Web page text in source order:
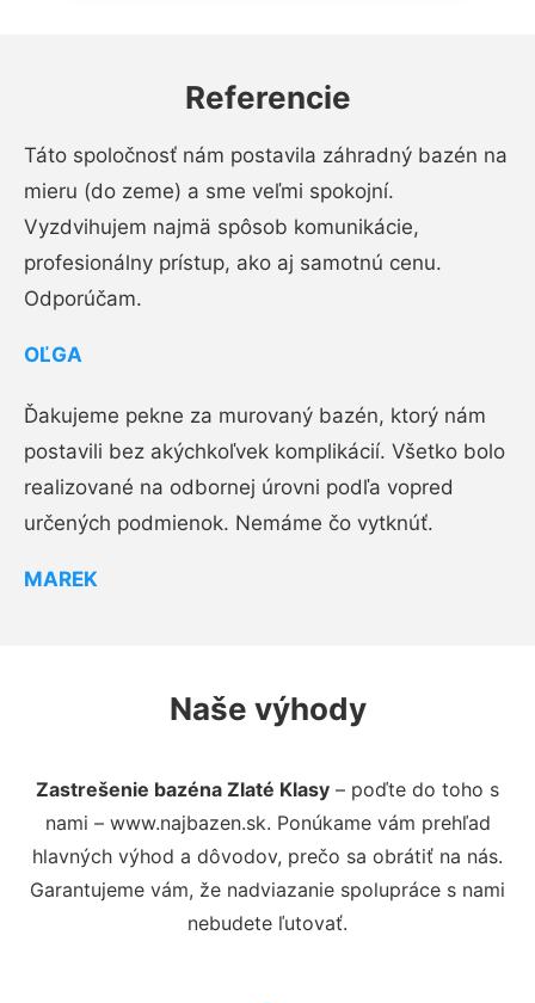
Referencie
Táto spoločnosť nám postavila záhradný bazén na
mieru (do zeme) a sme veľmi spokojní.
Vyzdvihujem najmä spôsob komunikácie,
profesionálny prístup, ako aj samotnú cenu.
Odporúčam.
OĽGA
Ďakujeme pekne za murovaný bazén, ktorý nám
postavili bez akýchkoľvek komplikácií. Všetko bolo
realizované na odbornej úrovni podľa vopred
určených podmienok. Nemáme čo vytknúť.
MAREK
Naše výhody
Zastrešenie bazéna Zlaté Klasy – poďte do toho s
nami – www.najbazen.sk. Ponúkame vám prehľad
hlavných výhod a dôvodov, prečo sa obrátiť na nás.
Garantujeme vám, že nadviazanie spolupráce s nami
nebudete ľutovať.